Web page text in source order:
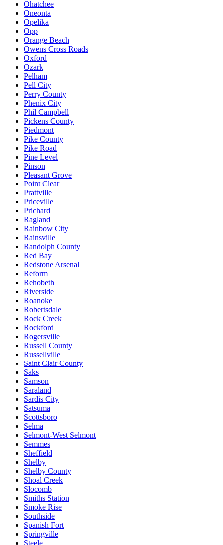
Ohatchee
Oneonta
Opelika
Opp
Orange Beach
Owens Cross Roads
Oxford
Ozark
Pelham
Pell City
Perry County
Phenix City
Phil Campbell
Pickens County
Piedmont
Pike County
Pike Road
Pine Level
Pinson
Pleasant Grove
Point Clear
Prattville
Priceville
Prichard
Ragland
Rainbow City
Rainsville
Randolph County
Red Bay
Redstone Arsenal
Reform
Rehobeth
Riverside
Roanoke
Robertsdale
Rock Creek
Rockford
Rogersville
Russell County
Russellville
Saint Clair County
Saks
Samson
Saraland
Sardis City
Satsuma
Scottsboro
Selma
Selmont-West Selmont
Semmes
Sheffield
Shelby
Shelby County
Shoal Creek
Slocomb
Smiths Station
Smoke Rise
Southside
Spanish Fort
Springville
Steele